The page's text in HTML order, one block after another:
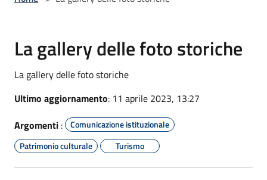
La gallery delle foto storiche
La gallery delle foto storiche
Ultimo aggiornamento: 11 aprile 2023, 13:27
Argomenti :
Comunicazione istituzionale
Patrimonio culturale
Turismo